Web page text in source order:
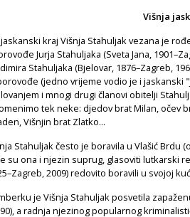
Višnja
kraj Višnja Stahuljak vezana je
Jurja Stahuljaka (Sveta Jana,
Stahuljaka (Bjelovar, 1876–Zagreb,
(jedno vrijeme vodio je i jaskanski
i mnogi drugi članovi obitelji
tek neke: djedov brat Milan, očev
Višnjin brat Zlatko...
Stahuljak često je boravila u Vlašić Brdu
su ona i njezin suprug, glasoviti lutkarski
2009) redovito boravili u svojoj
je Višnja Stahuljak posvetila
a radnja njezinog popularnog